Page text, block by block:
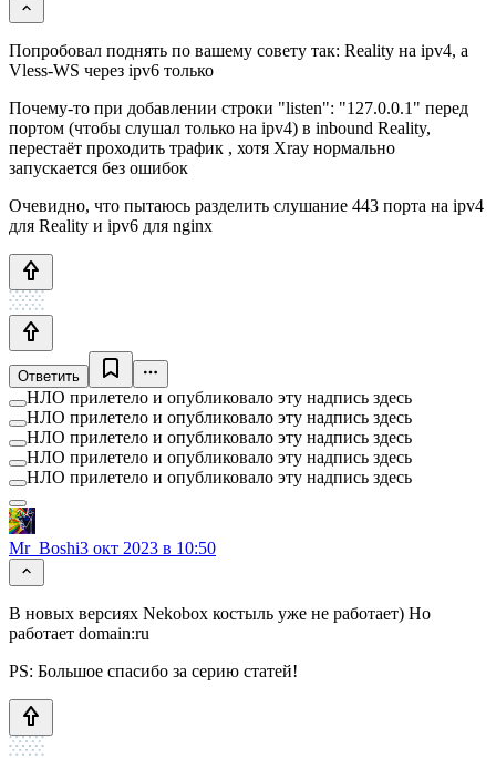
Попробовал поднять по вашему совету так: Reality на ipv4, а
Vless-WS через ipv6 только
Почему-то при добавлении строки "listen": "127.0.0.1" перед
портом (чтобы слушал только на ipv4) в inbound Reality,
перестаёт проходить трафик , хотя Xray нормально
запускается без ошибок
Очевидно, что пытаюсь разделить слушание 443 порта на ipv4
для Reality и ipv6 для nginx
Ответить
НЛО прилетело и опубликовало эту надпись здесь
НЛО прилетело и опубликовало эту надпись здесь
НЛО прилетело и опубликовало эту надпись здесь
НЛО прилетело и опубликовало эту надпись здесь
НЛО прилетело и опубликовало эту надпись здесь
Mr_Boshi3 окт 2023 в 10:50
В новых версиях Nekobox костыль уже не работает) Но
работает domain:ru
PS: Большое спасибо за серию статей!